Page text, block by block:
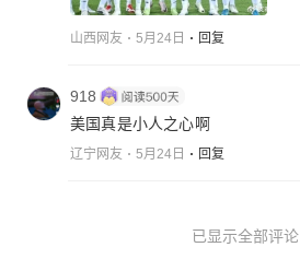
山西网友 5月24日 回复
918
美国真是小人之心啊
辽宁网友 5月24日 回复
已显示全部评论